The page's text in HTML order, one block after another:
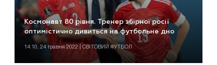
Космонавт 80 рівня. Тренер збірної росії
оптимістично дивиться на футбольне дно
14:10, 24 травня 2022 | СВІТОВИЙ ФУТБОЛ